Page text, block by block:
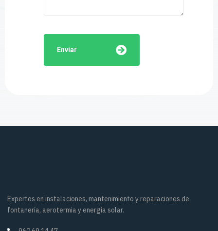
Enviar
Expertos en instalaciones, mantenimiento y reparaciones de
fontanería, aerotermia y energía solar.